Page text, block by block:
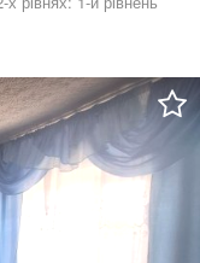
- Навіть коли
частинка землі